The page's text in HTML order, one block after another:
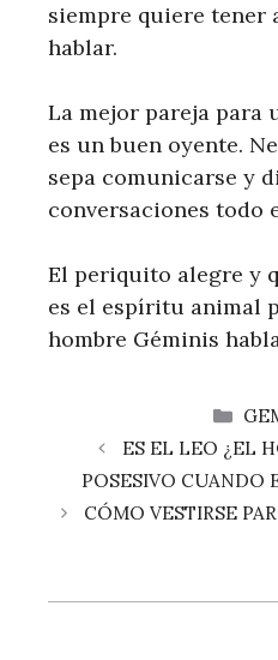
siempre quiere tener
hablar.
La mejor pareja para
es un buen oyente.
sepa comunicarse y
conversaciones todo
El periquito alegre y
es el espíritu animal
hombre Géminis
ES EL LEO ¿EL
POSESIVO CUANDO
CÓMO VESTIRSE